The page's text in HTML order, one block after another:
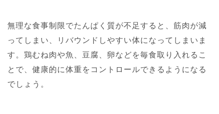
無理な食事制限でたんぱく質が不足すると、筋肉が減
ってしまい、リバウンドしやすい体になってしまいま
す。鶏むね肉や魚、豆腐、卵などを毎食取り入れるこ
とで、健康的に体重をコントロールできるようになる
でしょう。